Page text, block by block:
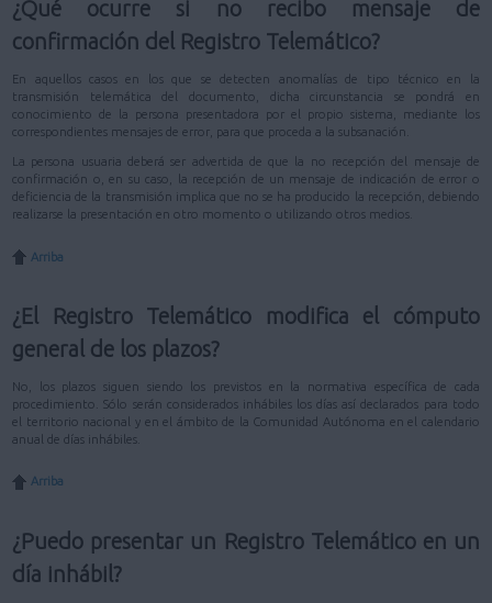
¿Qué ocurre si no recibo mensaje de
confirmación del Registro Telemático?
En aquellos casos en los que se detecten anomalías de tipo técnico en la
transmisión telemática del documento, dicha circunstancia se pondrá en
conocimiento de la persona presentadora por el propio sistema, mediante los
correspondientes mensajes de error, para que proceda a la subsanación.
La persona usuaria deberá ser advertida de que la no recepción del mensaje de
confirmación o, en su caso, la recepción de un mensaje de indicación de error o
deficiencia de la transmisión implica que no se ha producido la recepción, debiendo
realizarse la presentación en otro momento o utilizando otros medios.
Arriba
¿El Registro Telemático modifica el cómputo
general de los plazos?
No, los plazos siguen siendo los previstos en la normativa específica de cada
procedimiento. Sólo serán considerados inhábiles los días así declarados para todo
el territorio nacional y en el ámbito de la Comunidad Autónoma en el calendario
anual de días inhábiles.
Arriba
¿Puedo presentar un Registro Telemático en un
día inhábil?